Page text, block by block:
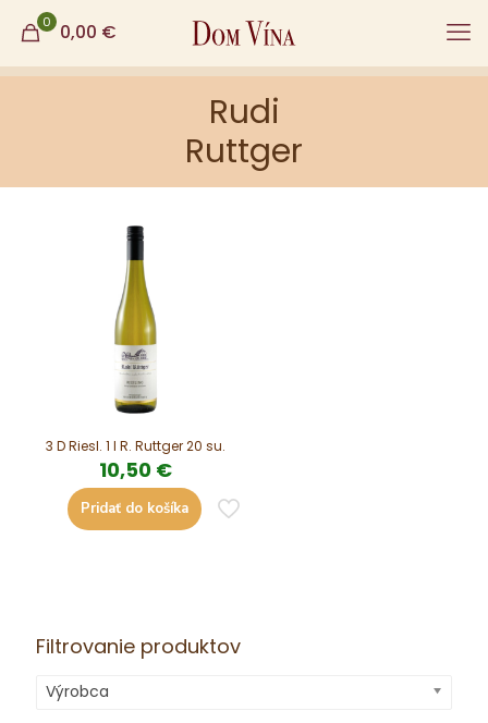
0 0,00 €
Rudi
Ruttger
3 D Riesl. 1 l R. Ruttger 20 su.
10,50 €
Pridať do košíka
Filtrovanie produktov
Výrobca